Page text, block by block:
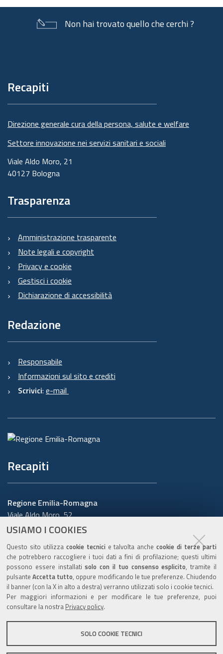
USIAMO I COOKIES
Questo sito utilizza cookie tecnici e talvolta anchecookie di terze parti
che potrebbero raccogliere i tuoi dati a fini di profilazione; questi ultimi
possono essere installatisolo con il tuo consenso esplicito, tramite il
pulsanteAccetta tutto, oppure modificando le tue preferenze. Chiudendo
il banner (con la X in alto a destra) verranno utilizzati solo i cookie tecnici.
Per maggiori informazioni e per modificare le tue preferenze, puoi
consultare la nostra Privacy policy.
SOLO COOKIE TECNICI
Non hai trovato quello che cerchi ?
pagina
Recapiti
Direzione generale cura della persona, salute e welfare
Settore innovazione nei servizi sanitari e sociali
Viale Aldo Moro, 21
40127 Bologna
Trasparenza
Amministrazione trasparente
Note legali e copyright
Privacy e cookie
Gestisci i cookie
Dichiarazione di accessibilità
Redazione
Responsabile
Informazioni sul sito e crediti
Scrivici: e-mail
Recapiti
Regione Emilia-Romagna
Viale Aldo Moro, 52
40127 Bologna
Cerca telefoni o indirizzi
URP
www.regione.emilia-romagna.it/urp